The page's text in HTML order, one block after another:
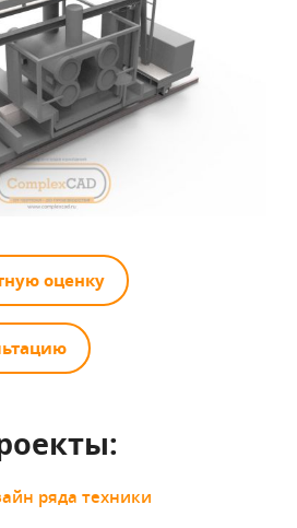
оценку
ряда техники